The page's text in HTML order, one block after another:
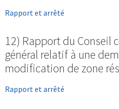
Rapport et arrêté
12) Rapport du Conseil
général relatif à une
modification de zone
Rapport et arrêté